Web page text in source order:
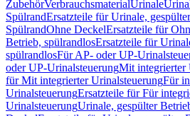
ZubehörVerbrauchsmaterialUrinale
SpülrandErsatzteile für Urinale,
SpülrandOhne DeckelErsatzteile für
Betrieb, spülrandlosErsatzteile für
spülrandlosFür AP- oder UP-
oder UP-UrinalsteuerungMit integrierter
für Mit integrierter UrinalsteuerungFür
UrinalsteuerungErsatzteile für Für
UrinalsteuerungUrinale, gespülter